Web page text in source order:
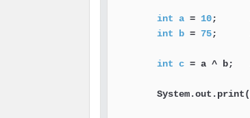
int a = 10;
int b = 75;
int c = a ^ b;